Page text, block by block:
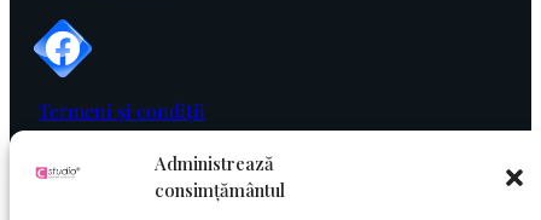
Administrează
consimțământul
Termeni și condiții
Politica de cookie